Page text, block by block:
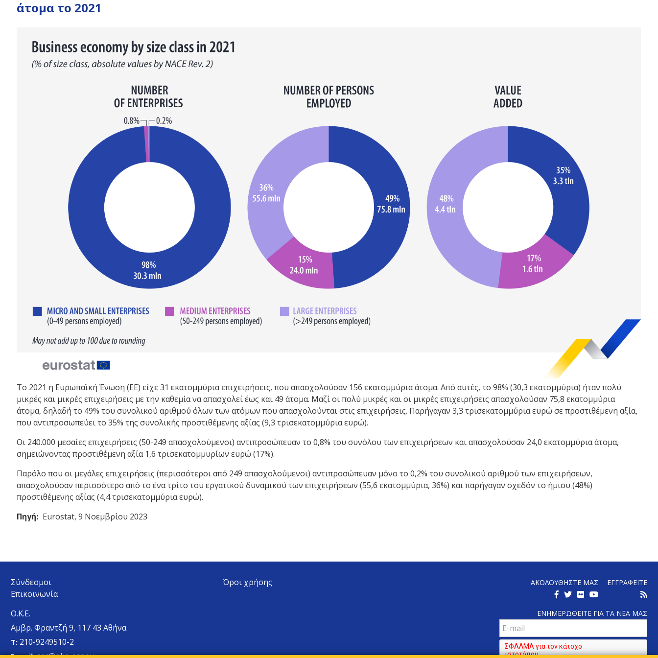
άτομα το 2021
Το 2021 η Ευρωπαϊκή Ένωση (ΕΕ) είχε 31 εκατομμύρια επιχειρήσεις, που απασχολούσαν 156 εκατομμύρια άτομα. Από αυτές, το 98% (30,3 εκατομμύρια) ήταν πολύ
μικρές και μικρές επιχειρήσεις με την καθεμία να απασχολεί έως και 49 άτομα. Μαζί οι πολύ μικρές και οι μικρές επιχειρήσεις απασχολούσαν 75,8 εκατομμύρια
άτομα, δηλαδή το 49% του συνολικού αριθμού όλων των ατόμων που απασχολούνται στις επιχειρήσεις. Παρήγαγαν 3,3 τρισεκατομμύρια ευρώ σε προστιθέμενη αξία,
που αντιπροσωπεύει το 35% της συνολικής προστιθέμενης αξίας (9,3 τρισεκατομμύρια ευρώ).
Οι 240.000 μεσαίες επιχειρήσεις (50-249 απασχολούμενοι) αντιπροσώπευαν το 0,8% του συνόλου των επιχειρήσεων και απασχολούσαν 24,0 εκατομμύρια άτομα,
σημειώνοντας προστιθέμενη αξία 1,6 τρισεκατομμυρίων ευρώ (17%).
Παρόλο που οι μεγάλες επιχειρήσεις (περισσότεροι από 249 απασχολούμενοι) αντιπροσώπευαν μόνο το 0,2% του συνολικού αριθμού των επιχειρήσεων,
απασχολούσαν περισσότερο από το ένα τρίτο του εργατικού δυναμικού των επιχειρήσεων (55,6 εκατομμύρια, 36%) και παρήγαγαν σχεδόν το ήμισυ (48%)
προστιθέμενης αξίας (4,4 τρισεκατομμύρια ευρώ).
Πηγή: Eurostat, 9 Νοεμβρίου 2023
Σύνδεσμοι
Επικοινωνία
Όροι χρήσης ΑΚΟΛΟΥΘΗΣΤΕ ΜΑΣ ΕΓΓΡΑΦΕΙΤΕ
Ο.Κ.Ε.
Αμβρ. Φραντζή 9, 117 43 Αθήνα
Τ: 210-9249510-2
E-mail: sec@oke-esc.eu
ΕΝΗΜΕΡΩΘΕΙΤΕ ΓΙΑ ΤΑ ΝΕΑ ΜΑΣ